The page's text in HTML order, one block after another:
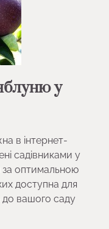
у
в інтернет-
садівниками у
за оптимальною
доступна для
до вашого саду